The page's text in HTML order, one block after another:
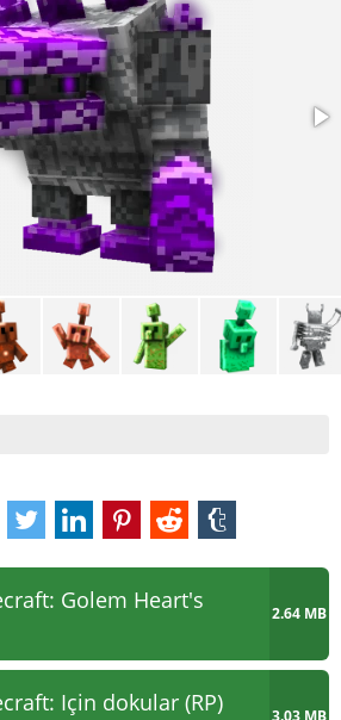
Golem Heart's
2.64 MB
Için dokular (RP)